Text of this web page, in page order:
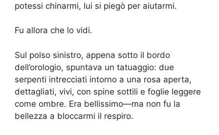
potessi chinarmi, lui si piegò per aiutarmi.
Fu allora che lo vidi.
Sul polso sinistro, appena sotto il bordo
dell’orologio, spuntava un tatuaggio: due
serpenti intrecciati intorno a una rosa aperta,
dettagliati, vivi, con spine sottili e foglie leggere
come ombre. Era bellissimo—ma non fu la
bellezza a bloccarmi il respiro.